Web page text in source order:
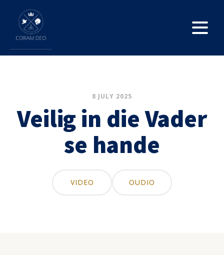
8 JULY 2025
Veilig in die Vader
se hande
VIDEO OUDIO